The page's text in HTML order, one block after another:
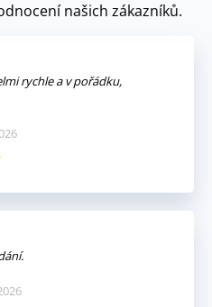
našich zákazníků.
rychle a v pořádku,